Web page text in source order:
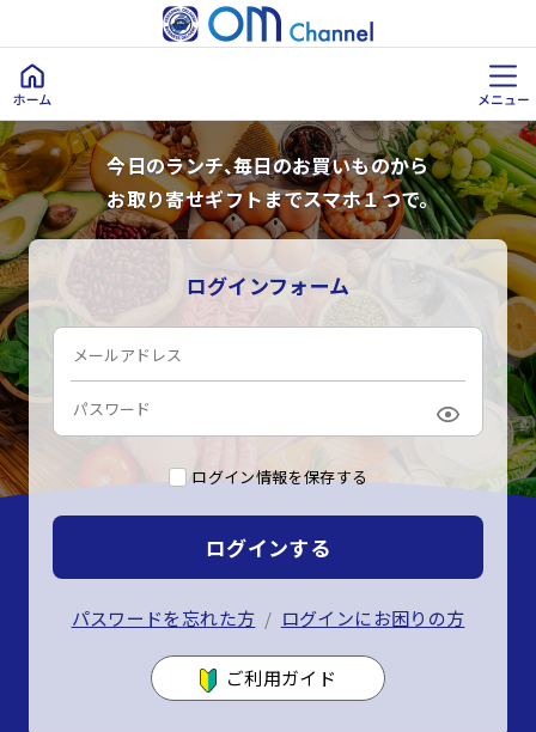
今日のランチ、毎日のお買いものから
お取り寄せギフトまでスマホ１つで。
ログインフォーム
ログイン情報を保存する
ログインする
パスワードを忘れた方 ログインにお困りの方
ご利用ガイド